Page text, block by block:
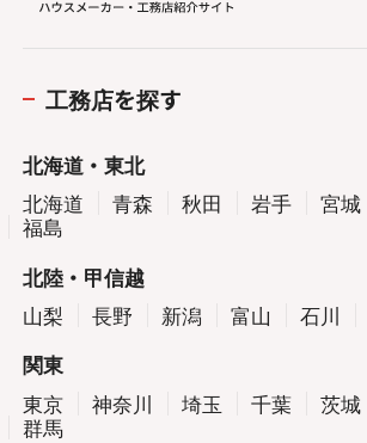
工務店を探す
北海道・東北
北海道
青森 秋田 岩手 宮城
福島
北陸・甲信越
山梨
長野 新潟 富山 石川
関東
東京
神奈川 埼玉 千葉 茨城
群馬